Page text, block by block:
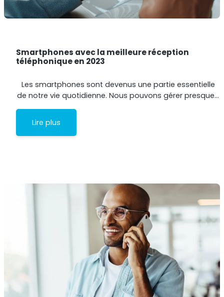
Smartphones avec la meilleure réception
téléphonique en 2023
Les smartphones sont devenus une partie essentielle
de notre vie quotidienne. Nous pouvons gérer presque…
Lire plus